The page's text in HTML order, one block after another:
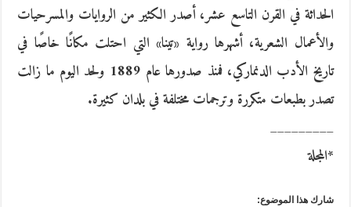
الحداثة في القرن التاسع عشر، أصدر الكثير من الروايات والمسرحيات
والأعمال الشعرية، أشهرها رواية «تينا» التي احتلت مكانًا خاصًا في
تاريخ الأدب الدنماركي، فمنذ صدورها عام 1889 ولحد اليوم ما زالت
تصدر بطبعات متكررة وترجمات مختلفة في بلدان كثيرة.
_________
*المجلة
شارك هذا الموضوع: